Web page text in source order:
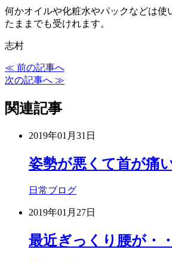
何かオイルや化粧水やパックなどは使
たままでも受けれます。
志村
≪ 前の記事へ
次の記事へ ≫
関連記事
2019年01月31日
姿勢が悪くて首が痛
日常ブログ
2019年01月27日
最近ぎっくり腰が・